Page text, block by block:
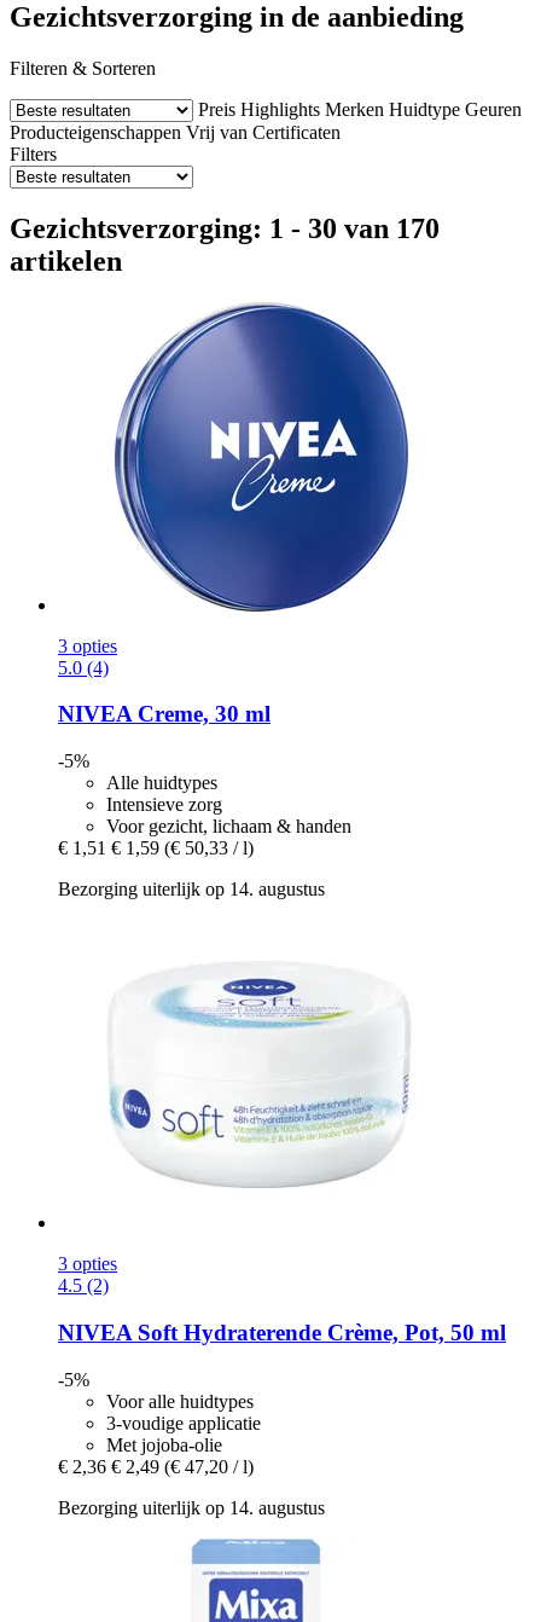
Gezichtsverzorging in de aanbieding
Filteren & Sorteren
Preis Highlights Merken Huidtype Geuren
Producteigenschappen Vrij van Certificaten
Filters
Gezichtsverzorging: 1 - 30 van 170
artikelen
3 opties
5.0 (4)
NIVEACreme, 30 ml
-5%
Alle huidtypes
Intensieve zorg
Voor gezicht, lichaam & handen
€ 1,51 € 1,59 (€ 50,33 / l)
Bezorging uiterlijk op 14. augustus
3 opties
4.5 (2)
NIVEA Soft Hydraterende Crème, Pot, 50 ml
-5%
Voor alle huidtypes
3-voudige applicatie
Met jojoba-olie
€ 2,36 € 2,49 (€ 47,20 / l)
Bezorging uiterlijk op 14. augustus